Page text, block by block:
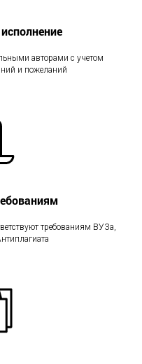
авторами с учетом
и пожеланий
требованиям ВУЗа,